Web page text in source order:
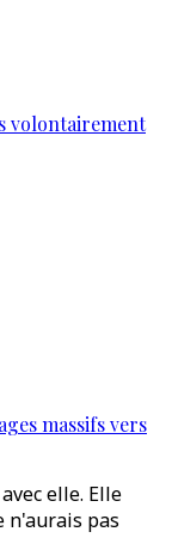
volontairement
massifs vers
elle. Elle
n'aurais pas